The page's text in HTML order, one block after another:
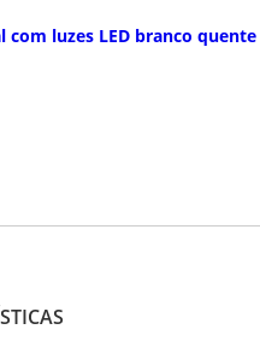
luzes LED branco quente